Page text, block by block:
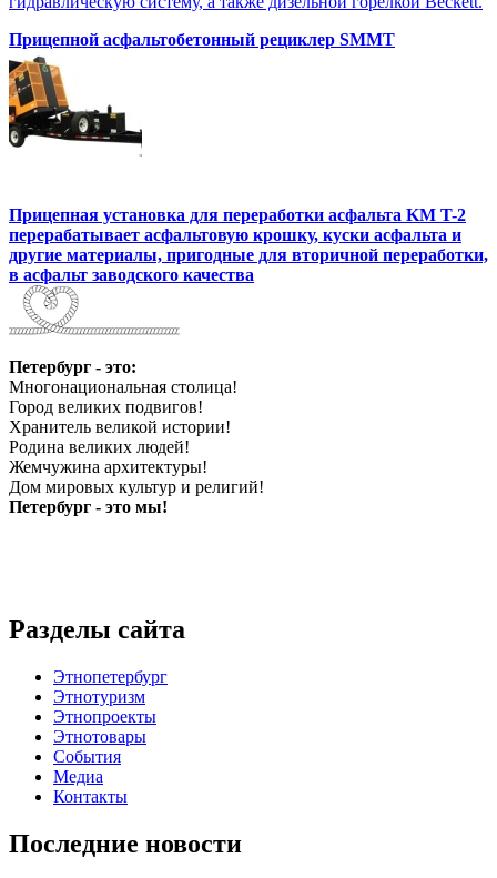
Прицепной асфальтобетонный рециклер SMMT
Прицепная установка для переработки асфальта KM T-2
перерабатывает асфальтовую крошку, куски асфальта и
другие материалы, пригодные для вторичной переработки,
в асфальт заводского качества
Петербург - это:
Многонациональная столица!
Город великих подвигов!
Хранитель великой истории!
Родина великих людей!
Жемчужина архитектуры!
Дом мировых культур и религий!
Петербург - это мы!
Разделы сайта
Этнопетербург
Этнотуризм
Этнопроекты
Этнотовары
События
Медиа
Контакты
Последние новости